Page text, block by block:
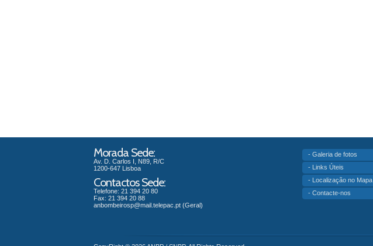
Morada Sede:
Av. D. Carlos I, N89, R/C
1200-647 Lisboa
Contactos Sede:
Telefone: 21 394 20 80
Fax: 21 394 20 88
anbombeirosp@mail.telepac.pt (Geral)
- Galeria de fotos
- Links Úteis
- Localização no Mapa
- Contacte-nos